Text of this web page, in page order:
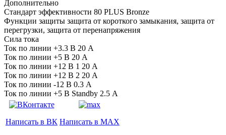
Дополнительно
Стандарт эффективности 80 PLUS Bronze
Функции защиты защита от короткого замыкания, защита от
перегрузки, защита от перенапряжения
Сила тока
Ток по линии +3.3 В 20 А
Ток по линии +5 В 20 А
Ток по линии +12 В 1 20 А
Ток по линии +12 В 2 20 А
Ток по линии -12 В 0.3 А
Ток по линии +5 В Standby 2.5 А
Написать в ВК Написать в MAX